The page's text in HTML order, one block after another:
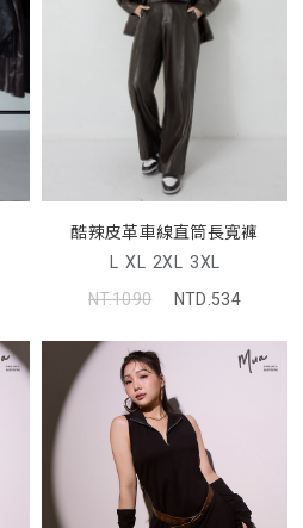
酷辣皮革車線直筒長寬褲
L XL 2XL 3XL
NT.1090
NTD.534